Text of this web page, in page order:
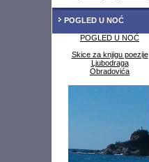
POGLED U NOĆ
POGLED U NOĆ
Skice za knjigu poezije
Ljubodraga
Obradovića